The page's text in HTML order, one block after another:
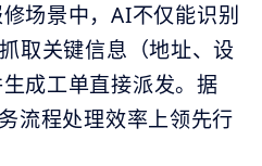
场景中，AI不仅能识别
取关键信息（地址、设
成工单直接派发。据
流程处理效率上领先行